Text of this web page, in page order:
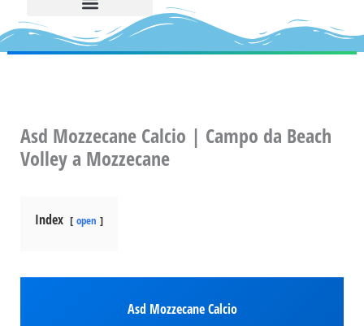
Asd Mozzecane Calcio | Campo da Beach
Volley a Mozzecane
Index open
Asd Mozzecane Calcio